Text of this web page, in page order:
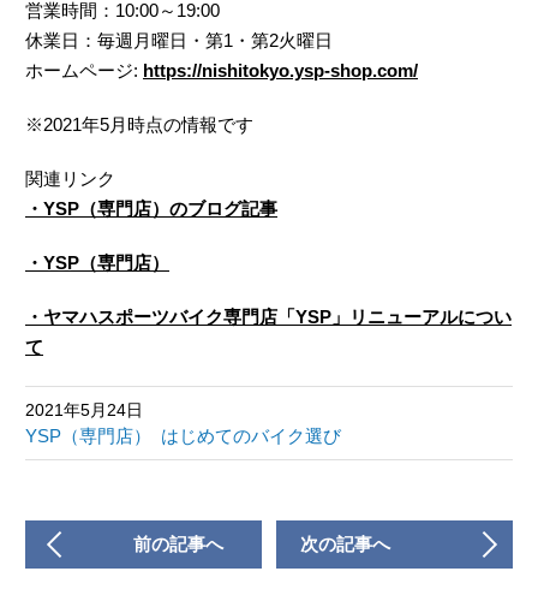
営業時間：10:00～19:00
休業日：毎週月曜日・第1・第2火曜日
ホームページ: https://nishitokyo.ysp-shop.com/
※2021年5月時点の情報です
関連リンク
・YSP（専門店）のブログ記事
・YSP（専門店）
・ヤマハスポーツバイク専門店「YSP」リニューアルについ
て
2021年5月24日
YSP（専門店） はじめてのバイク選び
前の記事へ 次の記事へ